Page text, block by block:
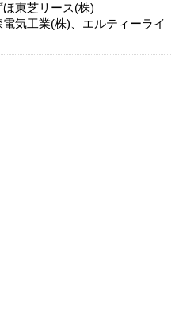
東芝リース(株)
気工業(株)、エルティーライ